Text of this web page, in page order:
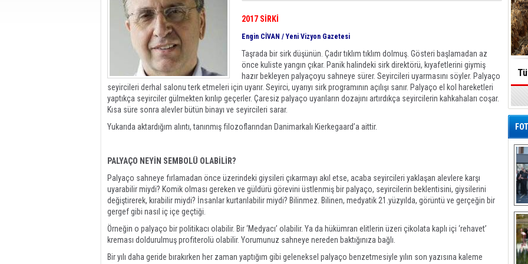
2017 SİRKİ
Engin CİVAN / Yeni Vizyon Gazetesi
Taşrada bir sirk düşünün. Çadır tıklım tıklım dolmuş. Gösteri başlamadan az
önce kuliste yangın çıkar. Panik halindeki sirk direktörü, kıyafetlerini giymiş
hazır bekleyen palyaçoyu sahneye sürer. Seyircileri uyarmasını söyler. Palyaço
seyircileri derhal salonu terk etmeleri için uyarır. Seyirci, uyarıyı sirk programının açılışı sanır. Palyaço el kol hareketleri
yaptıkça seyirciler gülmekten kırılıp geçerler. Çaresiz palyaço uyarıların dozajını artırdıkça seyircilerin kahkahaları coşar.
Kısa süre sonra alevler bütün binayı ve seyircileri sarar.
Yukarıda aktardığım alıntı, tanınmış filozoflarından Danimarkalı Kierkegaard’a aittir.
PALYAÇO NEYİN SEMBOLÜ OLABİLİR?
Palyaço sahneye fırlamadan önce üzerindeki giysileri çıkarmayı akıl etse, acaba seyircileri yaklaşan alevlere karşı
uyarabilir miydi? Komik olması gereken ve güldürü görevini üstlenmiş bir palyaço, seyircilerin beklentisini, giysilerini
değiştirerek, kırabilir miydi? İnsanlar kurtarılabilir miydi? Bilinmez. Bilinen, medyatik 21.yüzyılda, görüntü ve gerçeğin bir
gergef gibi nasıl iç içe geçtiği.
Örneğin o palyaço bir politikacı olabilir. Bir ‘Medyacı’ olabilir. Ya da hükümran elitlerin üzeri çikolata kaplı içi ‘rehavet’
kreması doldurulmuş profiterolü olabilir. Yorumunuz sahneye nereden baktığınıza bağlı.
Bir yılı daha geride bırakırken her zaman yaptığım gibi geleneksel palyaço benzetmesiyle yılın son yazısına kaleme